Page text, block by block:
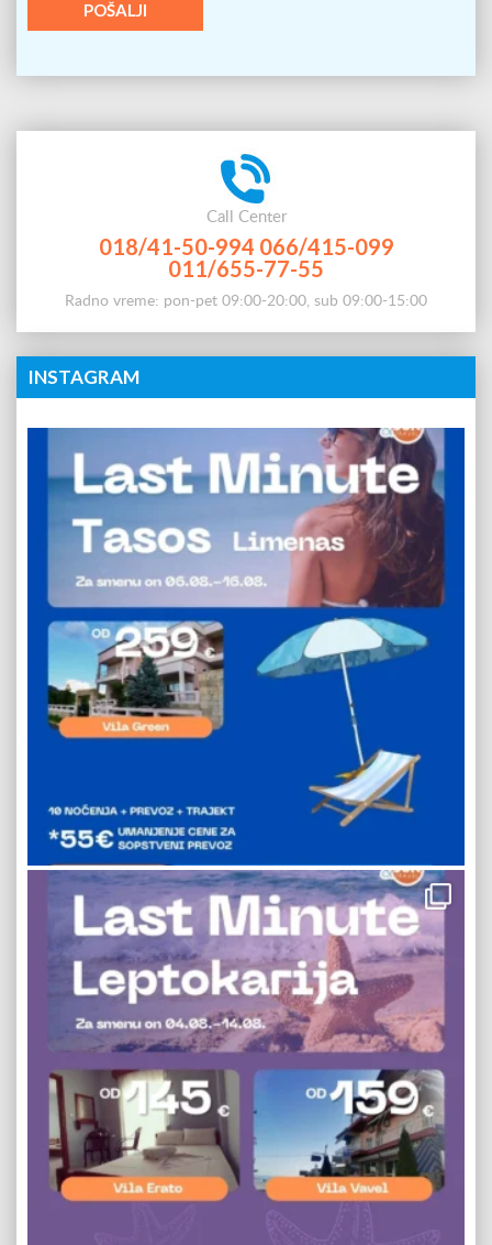
Call Center
018/41-50-994 066/415-099
011/655-77-55
Radno vreme: pon-pet 09:00-20:00, sub 09:00-15:00
INSTAGRAM